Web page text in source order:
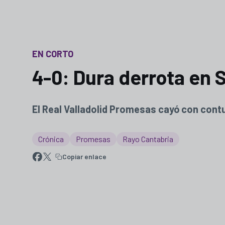
EN CORTO
4-0: Dura derrota en
El Real Valladolid Promesas cayó con
Crónica Promesas Rayo Cantabria
Copiar enlace